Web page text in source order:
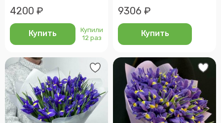
4200 ₽
Купить
Купили
12 раз
9306 ₽
Купить